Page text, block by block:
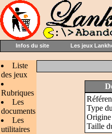
Infos du site Les jeux
Liste
des jeux
Rubriques
Les
documents
Les
utilitaires
Type
Origine
Taille